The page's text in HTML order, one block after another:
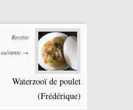
Recette
suivante →
Waterzooï de poulet
(Frédérique)